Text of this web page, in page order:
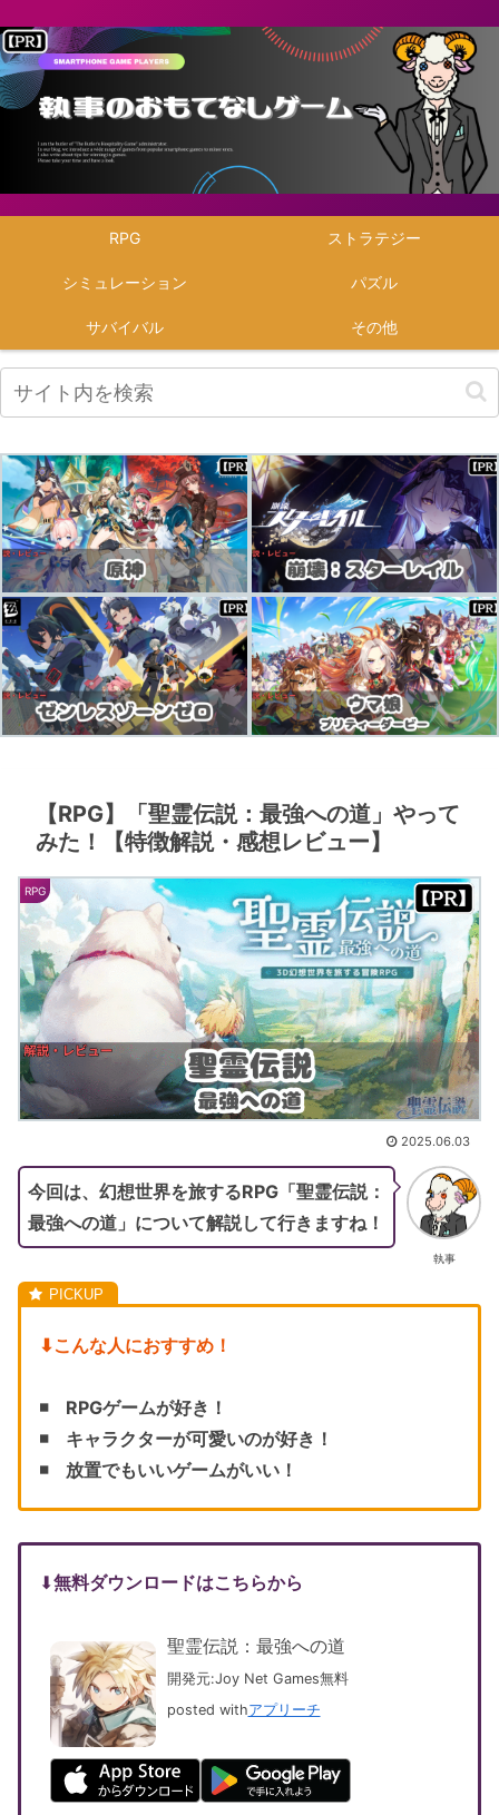
RPG ストラテジー
シミュレーション パズル
サバイバル その他
【RPG】「聖霊伝説：最強への道」やって
みた！【特徴解説・感想レビュー】
RPG
2025.06.03
執事
今回は、幻想世界を旅するRPG「聖霊伝説：
最強への道」について解説して行きますね！
⬇︎こんな人におすすめ！
◾️ RPGゲームが好き！
◾️ キャラクターが可愛いのが好き！
◾️ 放置でもいいゲームがいい！
⬇︎無料ダウンロードはこちらから
聖霊伝説：最強への道
開発元:Joy Net Games無料
posted withアプリーチ